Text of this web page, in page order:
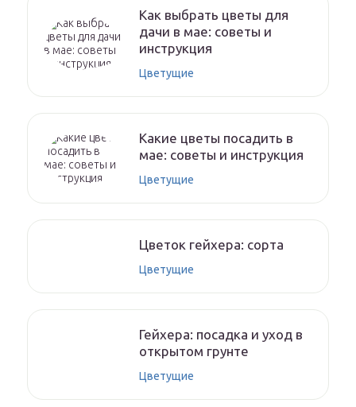
Как выбрать цветы для
дачи в мае: советы и
инструкция
Цветущие
Какие цветы посадить в
мае: советы и инструкция
Цветущие
Цветок гейхера: сорта
Цветущие
Гейхера: посадка и уход в
открытом грунте
Цветущие